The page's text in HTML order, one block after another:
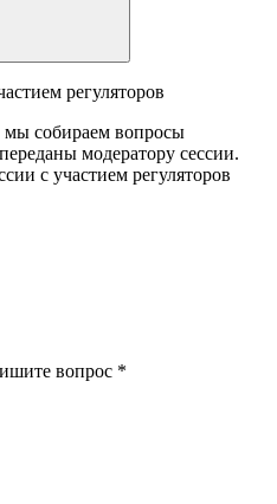
регуляторов
мы собираем вопросы
модератору сессии.
с участием регуляторов
вопрос *